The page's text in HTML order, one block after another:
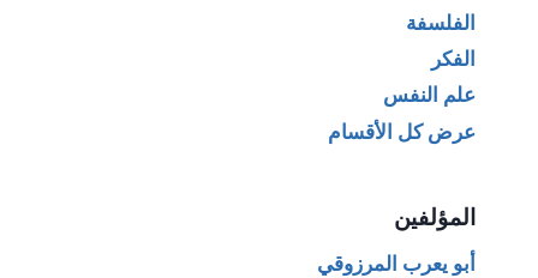
الفلسفة
الفكر
علم النفس
عرض كل الأقسام
المؤلفين
أبو يعرب المرزوقي